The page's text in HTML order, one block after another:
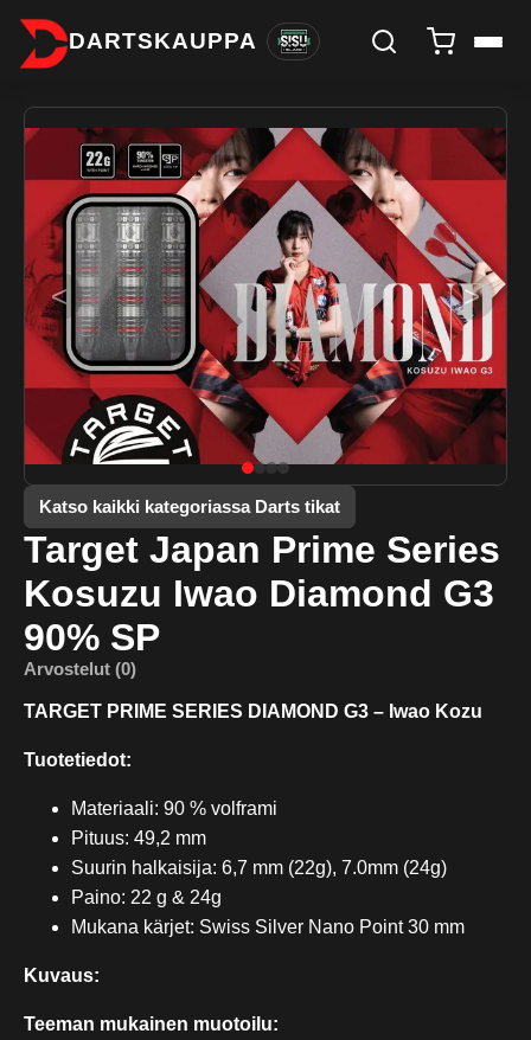
DARTSKAUPPA
< >
Katso kaikki kategoriassa Darts tikat
Target Japan Prime Series
Kosuzu Iwao Diamond G3
90% SP
Arvostelut (0)
TARGET PRIME SERIES DIAMOND G3 – Iwao Kozu
Tuotetiedot:
Materiaali: 90 % volframi
Pituus: 49,2 mm
Suurin halkaisija: 6,7 mm (22g), 7.0mm (24g)
Paino: 22 g & 24g
Mukana kärjet: Swiss Silver Nano Point 30 mm
Kuvaus:
Teeman mukainen muotoilu: